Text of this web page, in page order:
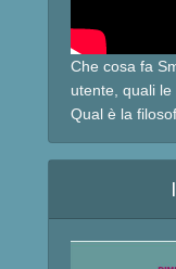
Che cosa fa
utente, quali le
Qual è la